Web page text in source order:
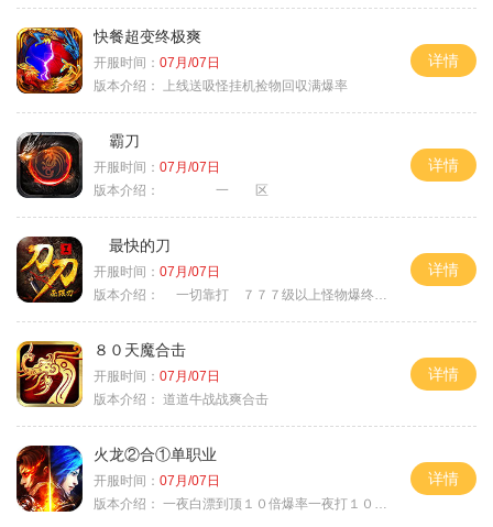
快餐超变终极爽
开服时间： 07月/07日
版本介绍：
上线送吸怪挂机捡物回収满爆率
详情
霸刀
开服时间： 07月/07日
版本介绍：
一 区
详情
最快的刀
开服时间： 07月/07日
版本介绍：
一切靠打 ７７７级以上怪物爆终极
详情
８０天魔合击
开服时间： 07月/07日
版本介绍： 道道牛战战爽合击
详情
火龙②合①单职业
开服时间： 07月/07日
版本介绍： 一夜白漂到顶１０倍爆率一夜打１０００充
详情